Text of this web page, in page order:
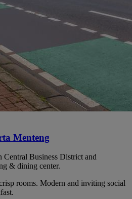
Menteng
Central Business District and
& dining center.
rooms. Modern and inviting social